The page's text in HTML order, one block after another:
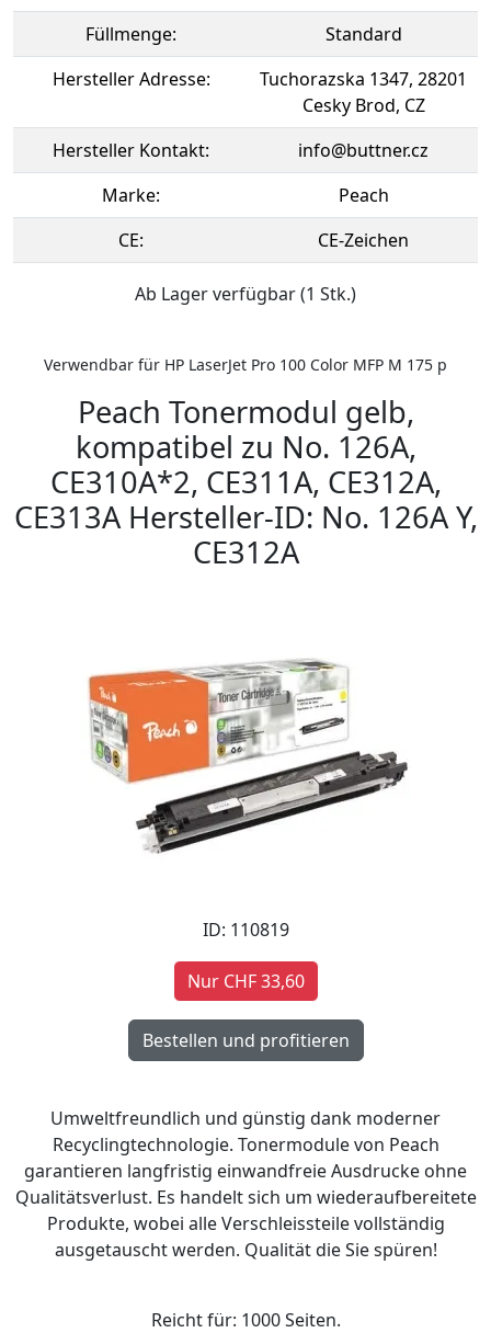
Füllmenge:
Standard
Hersteller Adresse:
Tuchorazska 1347, 28201
Cesky Brod, CZ
Hersteller Kontakt:
info@buttner.cz
Marke:
Peach
CE:
CE-Zeichen
Ab Lager verfügbar (1 Stk.)
Verwendbar für HP LaserJet Pro 100 Color MFP M 175 p
Peach Tonermodul gelb,
kompatibel zu No. 126A,
CE310A*2, CE311A, CE312A,
CE313A Hersteller-ID: No. 126A Y,
CE312A
ID: 110819
Nur CHF 33,60
Umweltfreundlich und günstig dank moderner
Recyclingtechnologie. Tonermodule von Peach
garantieren langfristig einwandfreie Ausdrucke ohne
Qualitätsverlust. Es handelt sich um wiederaufbereitete
Produkte, wobei alle Verschleissteile vollständig
ausgetauscht werden. Qualität die Sie spüren!
Reicht für: 1000 Seiten.